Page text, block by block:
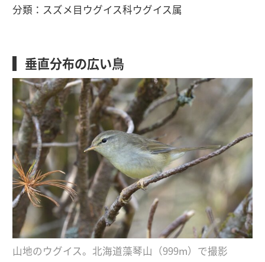
分類：スズメ目ウグイス科ウグイス属
垂直分布の広い鳥
山地のウグイス。北海道藻琴山（999m）で撮影